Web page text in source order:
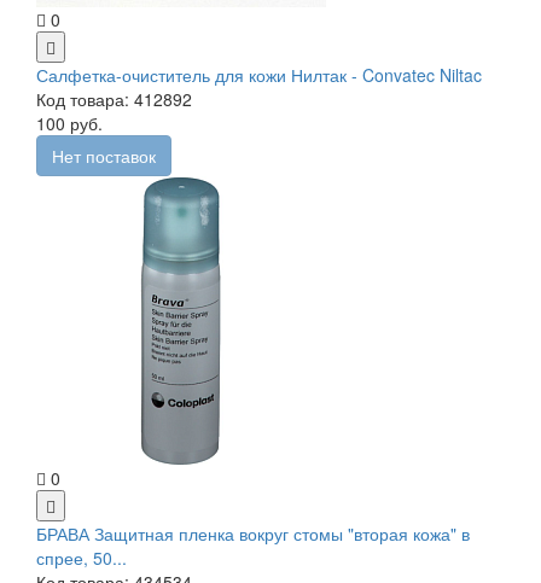
0
Салфетка-очиститель для кожи Нилтак - Convatec Niltac
Код товара: 412892
100 руб.
Нет поставок
0
БРАВА Защитная пленка вокруг стомы "вторая кожа" в
спрее, 50...